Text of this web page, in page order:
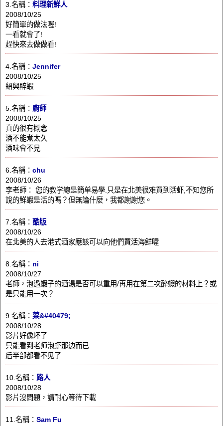
3.名稱： 料理新鮮人
2008/10/25
好簡單的做法喔!
一看就會了!
趕快來去做做看!
4.名稱： Jennifer
2008/10/25
紹興醉蝦
5.名稱： 廚師
2008/10/25
真的很有概念
酒不能煮太久
酒味會不見
6.名稱： chu
2008/10/26
李老師： 您的教学總是簡单易學.只是在北美很难買到活虾,不知您所
說的鮮蝦是活的嗎？但無論什麼，我都謝謝您。
7.名稱： 酷版
2008/10/26
在北美的人去港式酒家應該可以向他們買活海鮮喔
8.名稱： ni
2008/10/27
老師，泡過蝦子的酒湯是否可以重用/再用在第二次醉蝦的材料上？或
是只能用一次？
9.名稱： 菜&#40479;
2008/10/28
影片好像坏了
只能看到老师泡虾那边而已
后半部都看不见了
10.名稱： 路人
2008/10/28
影片沒問題，請耐心等待下載
11.名稱： Sam Fu